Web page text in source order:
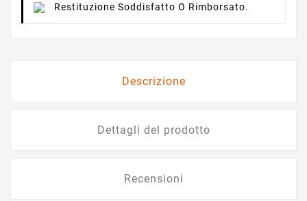
Restituzione Soddisfatto O Rimborsato.
Descrizione
Dettagli del prodotto
Recensioni